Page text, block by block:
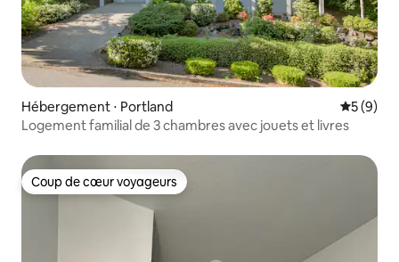
Hébergement ⋅ Portland
5 (9)
Logement familial de 3 chambres avec jouets et livres
Coup de cœur voyageurs
Coup de cœur voyageurs